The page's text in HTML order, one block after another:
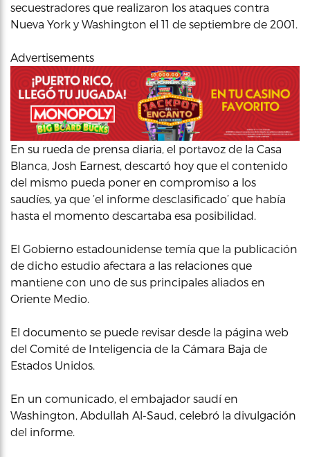
secuestradores que realizaron los ataques contra
Nueva York y Washington el 11 de septiembre de 2001.
Advertisements
En su rueda de prensa diaria, el portavoz de la Casa
Blanca, Josh Earnest, descartó hoy que el contenido
del mismo pueda poner en compromiso a los
saudíes, ya que ‘el informe desclasificado’ que había
hasta el momento descartaba esa posibilidad.
El Gobierno estadounidense temía que la publicación
de dicho estudio afectara a las relaciones que
mantiene con uno de sus principales aliados en
Oriente Medio.
El documento se puede revisar desde la página web
del Comité de Inteligencia de la Cámara Baja de
Estados Unidos.
En un comunicado, el embajador saudí en
Washington, Abdullah Al-Saud, celebró la divulgación
del informe.